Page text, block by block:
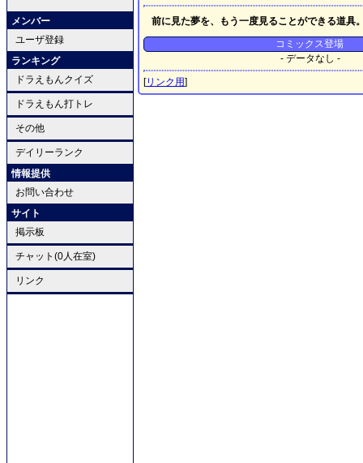
メンバー
ユーザ登録
ランキング
ドラえもんクイズ
ドラえもん打トレ
その他
デイリーランク
情報提供
お問い合わせ
サイト
掲示板
チャット(0人在室)
リンク
前に見た夢を、もう一度見ることができる道具
コミックス登場
- データなし -
[リンク用]